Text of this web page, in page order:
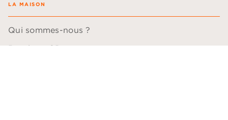
LA MAISON
Qui sommes-nous ?
Boutique CD